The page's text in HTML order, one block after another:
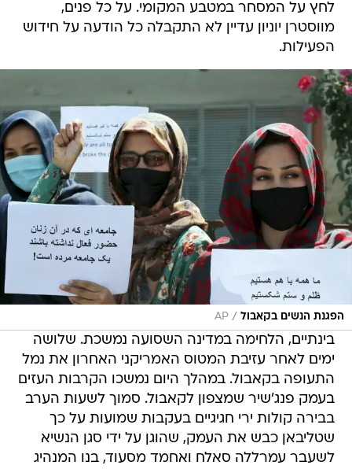
לחץ על המסחר במטבע המקומי. על כל פנים,
מווסטרן יוניון עדיין לא התקבלה כל הודעה על חידוש
הפעילות.
הפגנת הנשים בקאבול /
AP
בינתיים, הלחימה במדינה השסועה נמשכת. שלושה
ימים לאחר עזיבת המטוס האמריקני האחרון את נמל
התעופה בקאבול. במהלך היום נמשכו הקרבות העזים
בעמק פנג'שיר שמצפון לקאבול. סמוך לשעות הערב
בבירה קולות ירי חגיגיים בעקבות שמועות על כך
שטליבאן כבש את העמק, שהוגן על ידי סגן הנשיא
לשעבר עמרללה סאלח ואחמד מסעוד, בנו המנהיג